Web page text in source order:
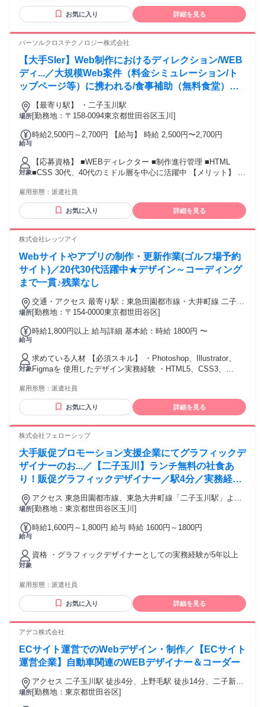
お気に入り 詳細を見る
パーソルクロステクノロジー株式会社
【大手SIer】Web制作におけるディレクション/WEB
ディ...／大規模Web案件（料金シミュレーション/ト
ップページ等）に携われる/食事補助（無料食堂）あ
り/複数路線から通勤可、好立地オフィス/駅から徒歩
5分以内/服装自由
場所
【最寄り駅】 ・二子玉川駅
[勤務地：〒158-0094東京都世田谷区玉川]
給与
時給2,500円～2,700円 【給与】 時給 2,500円〜2,700円
対象
【応募資格】 ■WEBディレクター ■制作進行管理 ■HTML
■CSS 30代、40代のミドル層を中心に活躍中 【メリット】 #
費支給 #育児サポートあり #長期 #50代も応募可 #PCスキル #
駅近5分以内 #第二新卒歓迎 #食事補助あり
雇用形態： 派遣社員
お気に入り 詳細を見る
株式会社レッツアイ
Webサイトやアプリの制作・更新作業(ゴルフ場予約
サイト)／20代30代活躍中★デザイン～コーディング
まで一貫♪残業なし
場所
交通・アクセス 最寄り駅：東急田園都市線・大井町線 二子玉
川駅
[勤務地：〒154-0000東京都世田谷区]
給与
時給1,800円以上 給与詳細 基本給：時給 1800円 〜
対象
求めている人材 【必須スキル】 ・Photoshop、Illustrator、
Figmaを 使用したデザイン実務経験 ・HTML5、CSS3、
務経験 ・レスポンシブデザインの制作経験 【歓迎スキル】
・Premiere等を使用した 動画制作の経験 ・ディレクションや
進行管理の経験
雇用形態： 派遣社員
お気に入り 詳細を見る
株式会社フェローシップ
大手販促プロモーション支援企業にてグラフィックデ
ザイナーのお...／【二子玉川】ランチ無料の社食あ
り！販促グラフィックデザイナー／駅4分／実務経験
5年以上／服装自由
場所
アクセス 東急田園都市線、東急大井町線「二子玉川駅」より
徒歩4分
[勤務地：東京都世田谷区玉川]
給与
時給1,600円～1,800円 給与 時給 1600円～1800円
対象
資格 ・グラフィックデザイナーとしての実務経験が5年以上
雇用形態： 派遣社員
お気に入り 詳細を見る
アデコ株式会社
ECサイト運営でのWebデザイン・制作／【ECサイト
運営企業】自動車関連のWEBデザイナー＆コーダー
場所
アクセス 二子玉川駅 徒歩4分、上野毛駅 徒歩14分、二子新地
駅 徒歩14分 ※駅から徒歩圏内！
[勤務地：東京都世田谷区]